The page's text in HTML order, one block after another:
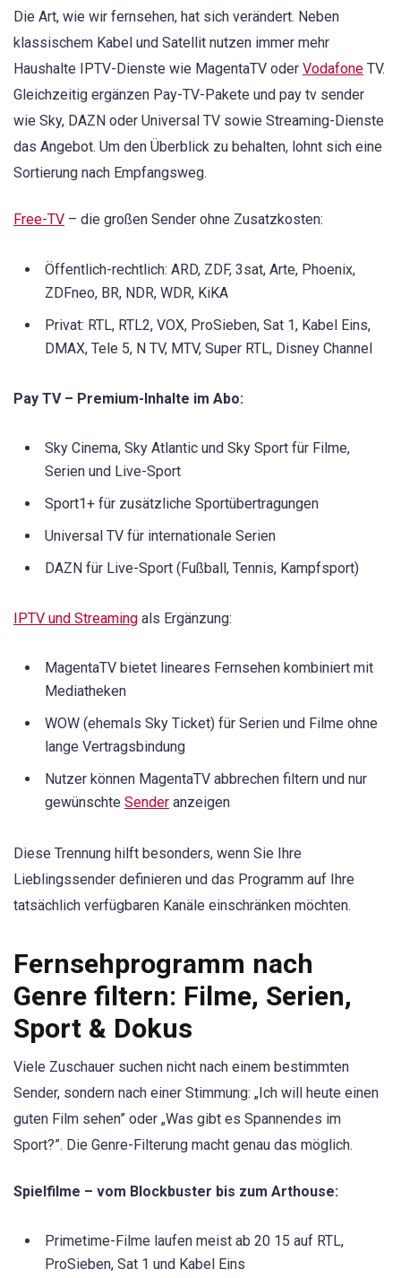
Die Art, wie wir fernsehen, hat sich verändert. Neben
klassischem Kabel und Satellit nutzen immer mehr
Haushalte IPTV-Dienste wie MagentaTV oder Vodafone TV.
Gleichzeitig ergänzen Pay-TV-Pakete und pay tv sender
wie Sky, DAZN oder Universal TV sowie Streaming-Dienste
das Angebot. Um den Überblick zu behalten, lohnt sich eine
Sortierung nach Empfangsweg.
Free-TV – die großen Sender ohne Zusatzkosten:
Öffentlich-rechtlich: ARD, ZDF, 3sat, Arte, Phoenix,
ZDFneo, BR, NDR, WDR, KiKA
Privat: RTL, RTL2, VOX, ProSieben, Sat 1, Kabel Eins,
DMAX, Tele 5, N TV, MTV, Super RTL, Disney Channel
Pay TV – Premium-Inhalte im Abo:
Sky Cinema, Sky Atlantic und Sky Sport für Filme,
Serien und Live-Sport
Sport1+ für zusätzliche Sportübertragungen
Universal TV für internationale Serien
DAZN für Live-Sport (Fußball, Tennis, Kampfsport)
IPTV und Streaming als Ergänzung:
MagentaTV bietet lineares Fernsehen kombiniert mit
Mediatheken
WOW (ehemals Sky Ticket) für Serien und Filme ohne
lange Vertragsbindung
Nutzer können MagentaTV abbrechen filtern und nur
gewünschte Sender anzeigen
Diese Trennung hilft besonders, wenn Sie Ihre
Lieblingssender definieren und das Programm auf Ihre
tatsächlich verfügbaren Kanäle einschränken möchten.
Fernsehprogramm nach
Genre filtern: Filme, Serien,
Sport & Dokus
Viele Zuschauer suchen nicht nach einem bestimmten
Sender, sondern nach einer Stimmung: „Ich will heute einen
guten Film sehen” oder „Was gibt es Spannendes im
Sport?”. Die Genre-Filterung macht genau das möglich.
Spielfilme – vom Blockbuster bis zum Arthouse:
Primetime-Filme laufen meist ab 20 15 auf RTL,
ProSieben, Sat 1 und Kabel Eins